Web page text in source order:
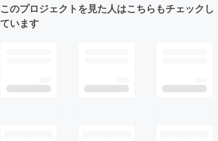
このプロジェクトを見た人はこちらもチェックし
ています